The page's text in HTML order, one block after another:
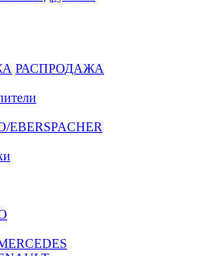
РАСПРОДАЖА
EBERSPACHER